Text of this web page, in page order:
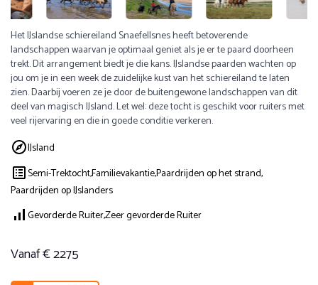
Het IJslandse schiereiland Snaefellsnes heeft betoverende
landschappen waarvan je optimaal geniet als je er te paard doorheen
trekt. Dit arrangement biedt je die kans. IJslandse paarden wachten op
jou om je in een week de zuidelijke kust van het schiereiland te laten
zien. Daarbij voeren ze je door de buitengewone landschappen van dit
deel van magisch IJsland. Let wel: deze tocht is geschikt voor ruiters met
veel rijervaring en die in goede conditie verkeren.
IJsland
Semi-Trektocht,Familievakantie,Paardrijden op het strand,
Paardrijden op IJslanders
Gevorderde Ruiter,Zeer gevorderde Ruiter
Vanaf € 2275